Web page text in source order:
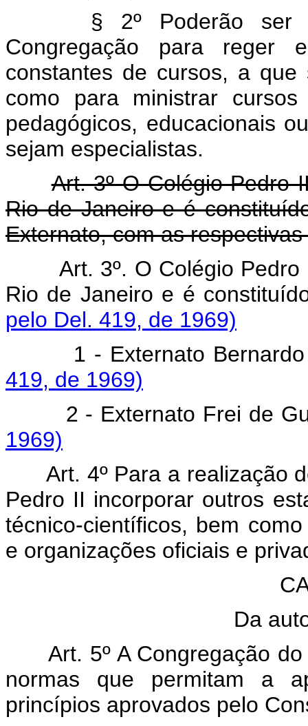
§ 2º Poderão ser
Congregação para reger
constantes de cursos, a
como para ministrar
pedagógicos, educacionais
sejam especialistas.
Art. 3º O Colégio Pedro
Rio de Janeiro e é
Externato, com as
Art. 3º. O Colégio
Rio de Janeiro e é
pelo Del. 419, de 1969)
1 - Externato Bernardo
419, de 1969)
2 - Externato Frei de
1969)
Art. 4º Para a realização
Pedro II incorporar outros
técnico-científicos, bem
e organizações oficiais e
Da
Art. 5º A Congregação
normas que permitam a
princípios aprovados pelo